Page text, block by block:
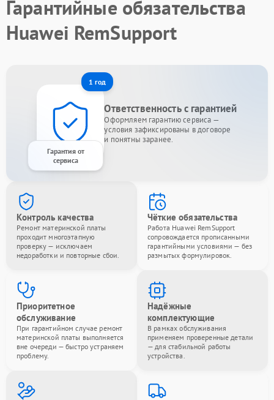
Гарантийные обязательства
Huawei RemSupport
1 год
Гарантия от
сервиса
Ответственность с гарантией
Оформляем гарантию сервиса —
условия зафиксированы в договоре
и понятны заранее.
Контроль качества
Ремонт материнской платы
проходит многоэтапную
проверку — исключаем
недоработки и повторные сбои.
Чёткие обязательства
Работа Huawei RemSupport
сопровождается прописанными
гарантийными условиями — без
размытых формулировок.
Приоритетное
обслуживание
При гарантийном случае ремонт
материнской платы выполняется
вне очереди — быстро устраняем
проблему.
Надёжные
комплектующие
В рамках обслуживания
применяем проверенные детали
— для стабильной работы
устройства.